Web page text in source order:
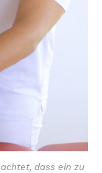
dass ein zu